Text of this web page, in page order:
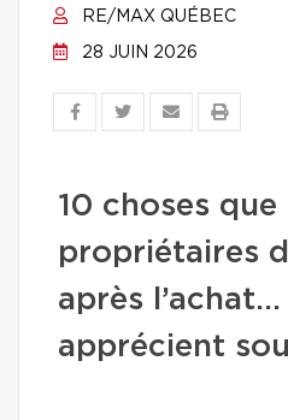
RE/MAX QUÉBEC
28 JUIN 2026
10 choses que
propriétaires
après l’achat…
apprécient